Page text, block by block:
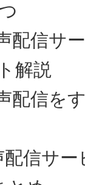
配信サ
解説
配信を
配信サ